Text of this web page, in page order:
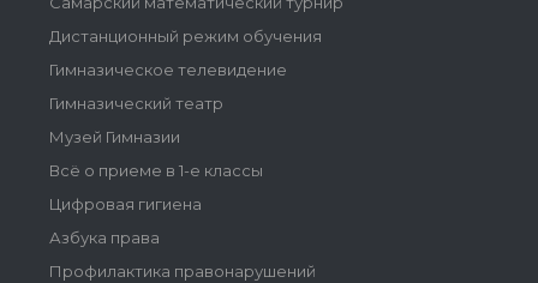
Дистанционный режим обучения
Гимназическое телевидение
Гимназический театр
Музей Гимназии
Всё о приеме в 1-е классы
Цифровая гигиена
Азбука права
Профилактика правонарушений